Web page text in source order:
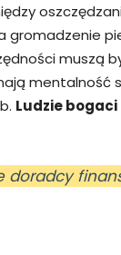
gromadzenie
muszą
mentalność
Ludzie bogaci
doradcy